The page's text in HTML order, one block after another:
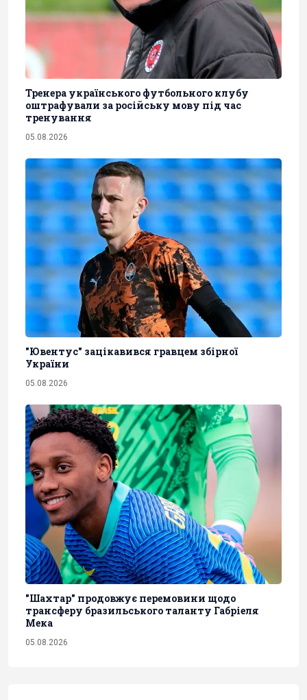
Тренера українського футбольного клубу
оштрафували за російську мову під час
тренування
05.08.2026
"Ювентус" зацікавився гравцем збірної
України
05.08.2026
"Шахтар" продовжує перемовини щодо
трансферу бразильського таланту Габріеля
Мека
05.08.2026